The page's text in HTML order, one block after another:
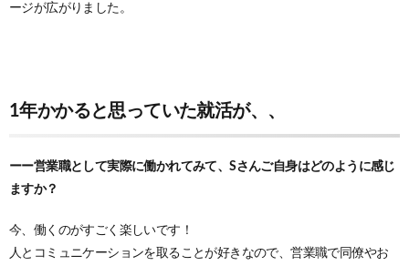
ージが広がりました。
1年かかると思っていた就活が、、
ーー営業職として実際に働かれてみて、Sさんご自身はどのように感じ
ますか？
今、働くのがすごく楽しいです！
人とコミュニケーションを取ることが好きなので、営業職で同僚やお